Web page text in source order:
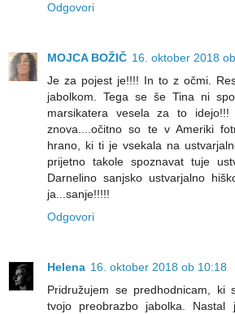
Odgovori
MOJCA BOŽIČ 16. oktober 2018
Je za pojest je!!!! In to z očmi.
jabolkom. Tega se še Tina ni
marsikatera vesela za to idejo!!!
znova....očitno so te v Ameriki
hrano, ki ti je vsekala na
prijetno takole spoznavat tuje
Darnelino sanjsko ustvarjalno
ja...sanje!!!!!
Odgovori
Helena 16. oktober 2018 ob 10:18
Pridružujem se predhodnicam, ki
tvojo preobrazbo jabolka.